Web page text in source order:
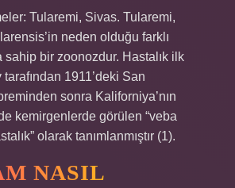
Tularemi, Sivas. Tularemi,
neden olduğu farklı
sahip bir zoonozdur. Hastalık ilk
1911’deki San
sonra Kaliforniya’nın
kemirgenlerde görülen “veba
olarak tanımlanmıştır (1).
NASIL